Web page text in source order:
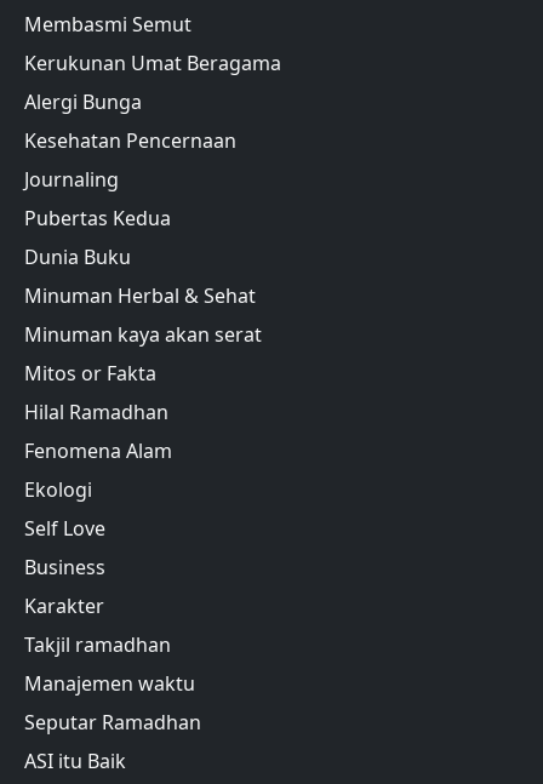
Membasmi Semut
Kerukunan Umat Beragama
Alergi Bunga
Kesehatan Pencernaan
Journaling
Pubertas Kedua
Dunia Buku
Minuman Herbal & Sehat
Minuman kaya akan serat
Mitos or Fakta
Hilal Ramadhan
Fenomena Alam
Ekologi
Self Love
Business
Karakter
Takjil ramadhan
Manajemen waktu
Seputar Ramadhan
ASI itu Baik